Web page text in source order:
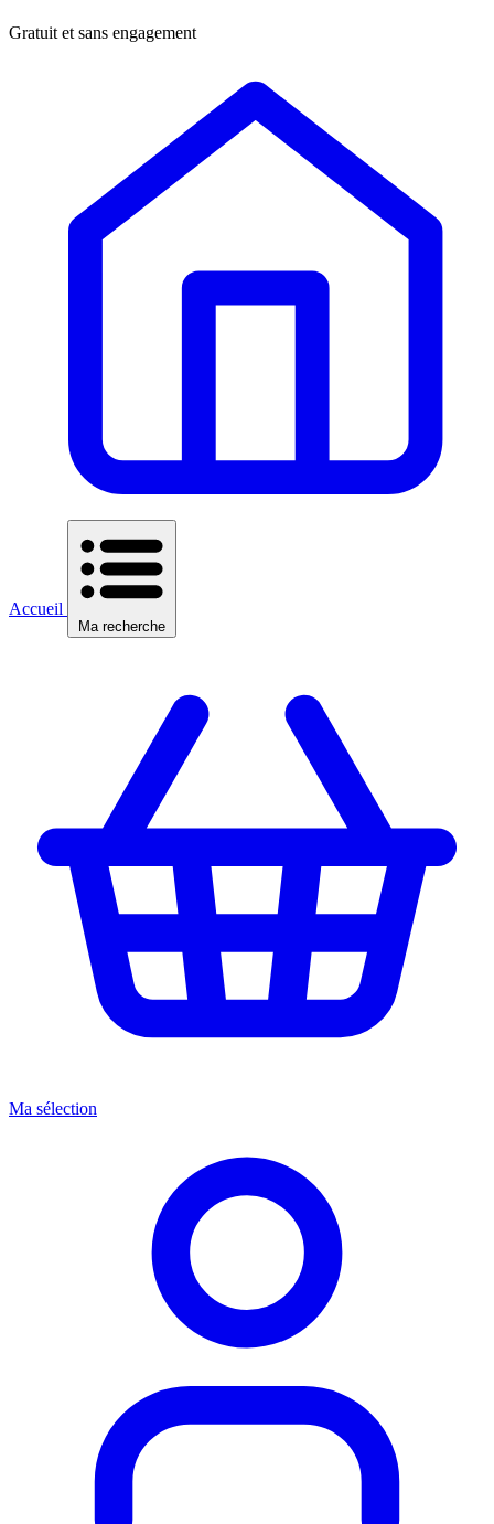
Gratuit et sans engagement
Accueil
Ma recherche
Ma sélection